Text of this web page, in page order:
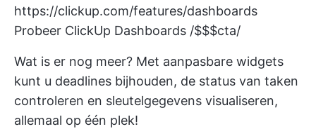
https://clickup.com/features/dashboards
Probeer ClickUp Dashboards /$$$cta/
Wat is er nog meer? Met aanpasbare widgets
kunt u deadlines bijhouden, de status van taken
controleren en sleutelgegevens visualiseren,
allemaal op één plek!